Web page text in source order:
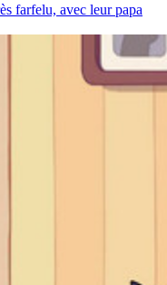
farfelu, avec leur papa